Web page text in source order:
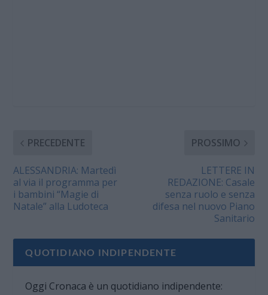
PRECEDENTE
ALESSANDRIA: Martedì
al via il programma per
i bambini “Magie di
Natale” alla Ludoteca
PROSSIMO
LETTERE IN
REDAZIONE: Casale
senza ruolo e senza
difesa nel nuovo Piano
Sanitario
QUOTIDIANO INDIPENDENTE
Oggi Cronaca è un quotidiano indipendente: